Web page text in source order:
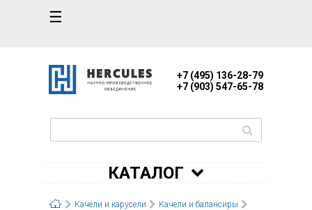
☰
+7 (495) 136-28-79
+7 (903) 547-65-78
КАТАЛОГ
Качели и карусели
Качели и балансиры